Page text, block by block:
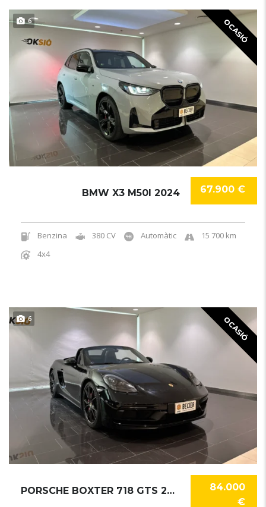
OCASIÓ
6
67.900 €
BMW X3 M50I 2024
Benzina 380 CV Automàtic
15 700 km
4x4
OCASIÓ
6
84.000
€
PORSCHE BOXTER 718 GTS 2023